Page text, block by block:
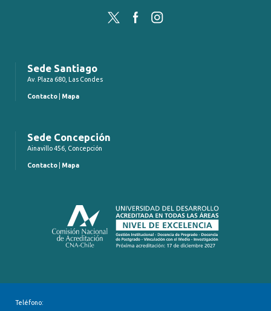
Twitter FacebookInstagram
Sede Santiago
Av. Plaza 680, Las Condes
Contacto Mapa
Sede Concepción
Ainavillo 456, Concepción
Contacto Mapa
Teléfono: